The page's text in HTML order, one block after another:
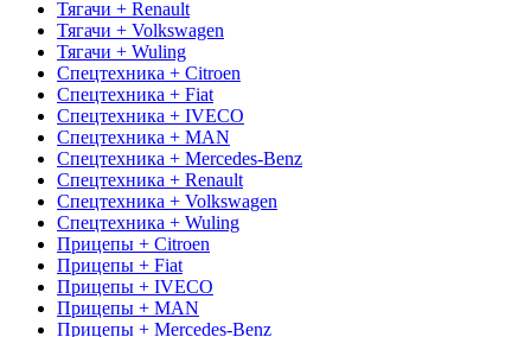
Тягачи + Renault
Тягачи + Volkswagen
Тягачи + Wuling
Спецтехника + Citroen
Спецтехника + Fiat
Спецтехника + IVECO
Спецтехника + MAN
Спецтехника + Mercedes-Benz
Спецтехника + Renault
Спецтехника + Volkswagen
Спецтехника + Wuling
Прицепы + Citroen
Прицепы + Fiat
Прицепы + IVECO
Прицепы + MAN
Прицепы + Mercedes-Benz